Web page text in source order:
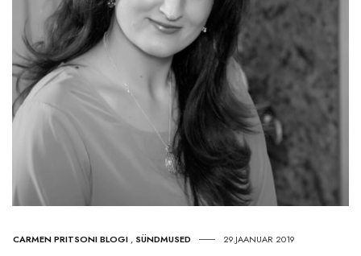
CARMEN PRITSONI BLOGI , SÜNDMUSED 29.JAANUAR 2019